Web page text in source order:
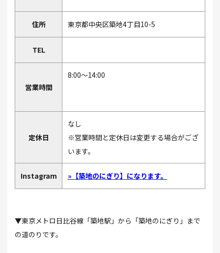
住所 東京都中央区築地4丁⽬10-5
TEL
営業時間
8:00～14:00
定休日
なし
※営業時間と定休日は変更する場合がござ
います。
Instagram »【築地のにぎり】になります。
▼東京メトロ日比谷線「築地駅」から「築地のにぎり」まで
の道のりです。